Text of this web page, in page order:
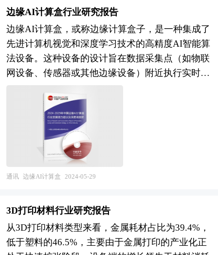
屏，更有利于户外广告审批手续的通过，而附贴在
玻璃上的贴膜屏，则作为室内广告显示，省去户外
广告的审批手续，拓展LED透明屏在玻璃膜墙的施
展空间，深入发掘LED透明屏的增长空间。 本研
究咨询报告由中研普华咨询公司领衔撰写，在大量
周密的市场调研基础上，主要依据了国家统计局、
国家商务部、国家发改委、国家经济信息中心、国
务院发展研究中心、国家海关总署、中国工信部、
全国商业信息中心、中国经济景气监测中心、中国
行业研究网、国内外相关报刊杂志的基础信息以及
LED显示器相关专业研究单位等公布和提供的大量
资料，对我国LED显示器的行业现状、市场各类经
LED显示器市场的发展进行详尽深入的分析，并根
据市场的政策经济发展环境对市场潜在的风险和防
范建议进行分析。最后提出研究者对LED显示器市
究产品和统计分析方法论，用来提供广泛的标准化
针对特定市场专门设计研究解决方案。我们的研究
人员熟悉各种访问方法的优缺点和适用的范围，在
项目设计中能够灵活选择和组合各种研究方法。此
外在长期的实践探索中，我们也总结出各种适合于
行业专项研究的模型,这些产品帮助客户综合广泛
的信息，加以评估，判断发展机会并计划未来的市
场营销活动。
边缘AI计算盒行业研究报告
边缘AI计算盒，或称边缘计算盒子，是一种集成了
先进计算机视觉和深度学习技术的高精度AI智能算
法设备。这种设备的设计旨在数据采集点（如物联
网设备、传感器或其他边缘设备）附近执行实时数
据分析和处理任务，以减少数据传输和处理的延
迟，提供更为快速和响应迅速的决策支持。 本报
告由中研普华的资深专家和研究人员通过长期周密
的市场调研，参考国家统计局、国家商务部、国家
发改委、国务院发展研究中心、行业协会、中国行
业研究网、全国及海外专业研究机构提供的大量权
威资料，并对多位业内资深专家进行深入访谈的基
型撰写而成。全面而准确地为您从行业的整体高度
AI计算盒行业的市场走向和发展趋势。 本报告专
业！权威！报告根据边缘AI计算盒行业的发展轨迹
通讯 边缘AI计算盒 2024-05-29
3D打印材料行业研究报告
从3D打印材料类型来看，金属耗材占比为39.4%，
低于塑料的46.5%，主要由于金属打印的产业化正